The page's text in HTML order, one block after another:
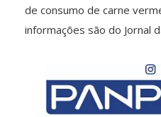
de consumo de carne
informações são do Jornal